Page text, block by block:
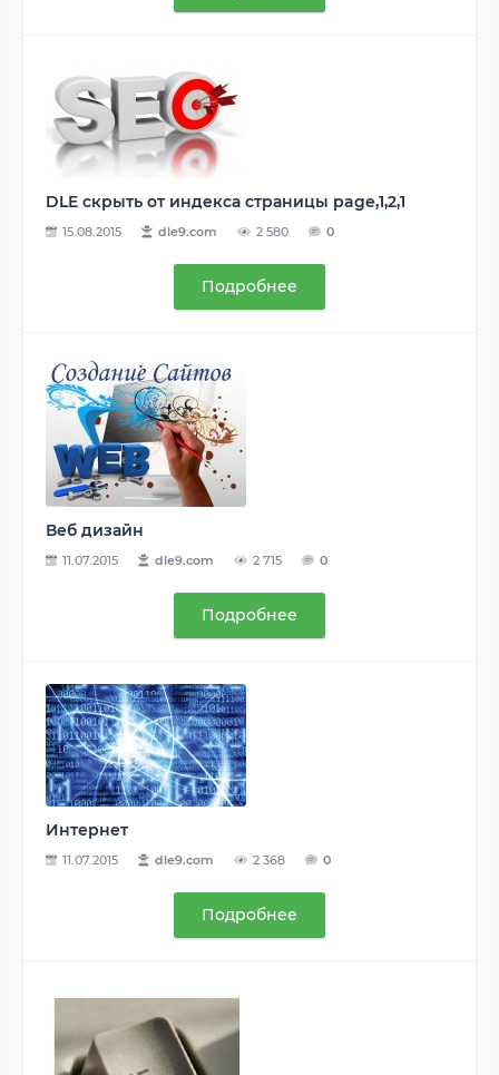
DLE скрыть от индекса страницы page,1,2,1
15.08.2015 dle9.com 2 580 0
Подробнее
Веб дизайн
11.07.2015 dle9.com 2 715 0
Подробнее
Интернет
11.07.2015 dle9.com 2 368 0
Подробнее